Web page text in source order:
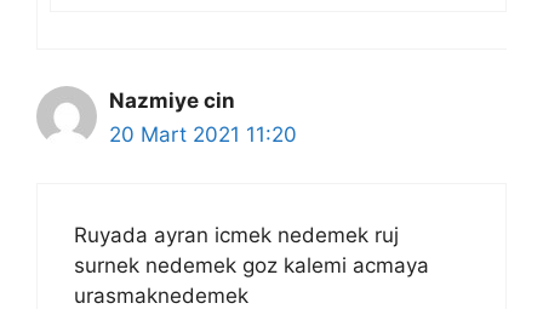
Nazmiye cin
20 Mart 2021 11:20
Ruyada ayran icmek nedemek ruj
surnek nedemek goz kalemi acmaya
urasmaknedemek